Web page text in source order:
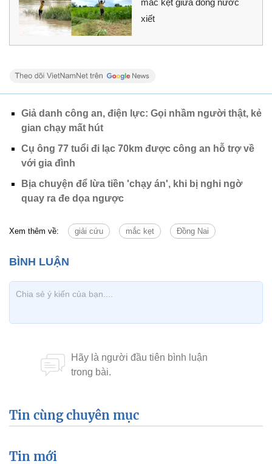
xiết
Giả danh công an, điện lực: Gọi nhầm người thật, kẻ
gian chạy mất hút
Cụ ông 77 tuổi đi lạc 70km được công an hỗ trợ về
với gia đình
Bịa chuyện để lừa tiền 'chạy án', khi bị nghi ngờ
quay ra đe dọa ngược
Xem thêm về: giải cứu mắc kẹt Đồng Nai
Tin cùng chuyên mục
Tin mới